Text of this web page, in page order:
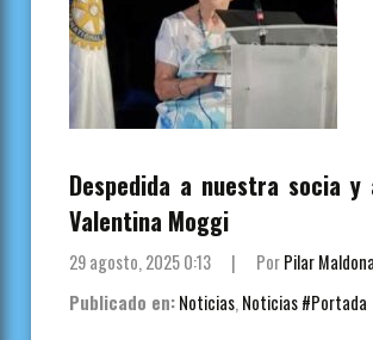
Despedida a nuestra socia y
Valentina Moggi
29 agosto, 2025 0:13 | PorPilar
Publicado en: Noticias, Noticias #Portada